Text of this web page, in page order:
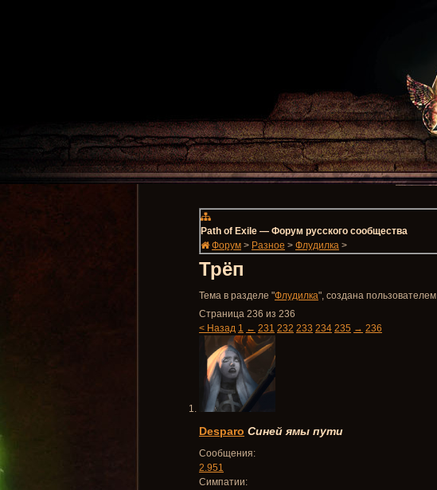
Path of Exile — Форум русского сообщества
Форум > Разное > Флудилка >
Трёп
Тема в разделе "Флудилка", создана пользователем
Страница 236 из 236
< Назад 1 ← 231 232 233 234 235 → 236
Desparo Синей ямы пути
Сообщения:
2.951
Симпатии: